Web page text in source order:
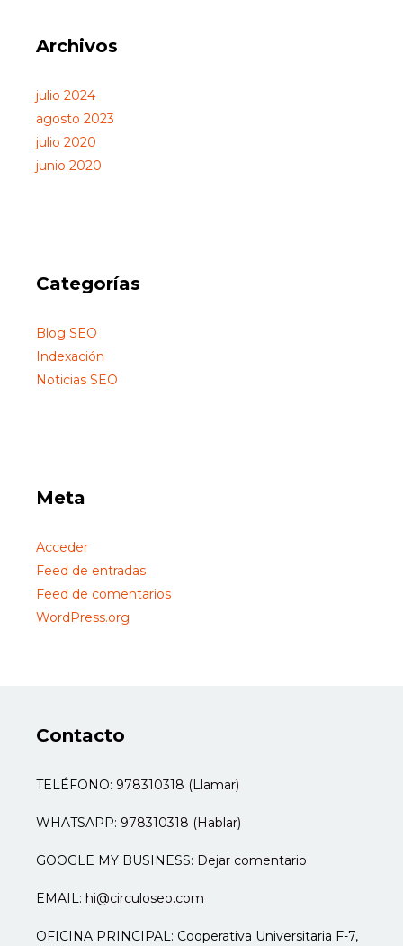
Archivos
julio 2024
agosto 2023
julio 2020
junio 2020
Categorías
Blog SEO
Indexación
Noticias SEO
Meta
Acceder
Feed de entradas
Feed de comentarios
WordPress.org
Contacto
TELÉFONO: 978310318 (Llamar)
WHATSAPP: 978310318 (Hablar)
GOOGLE MY BUSINESS: Dejar comentario
EMAIL: hi@circuloseo.com
OFICINA PRINCIPAL: Cooperativa Universitaria F-7,